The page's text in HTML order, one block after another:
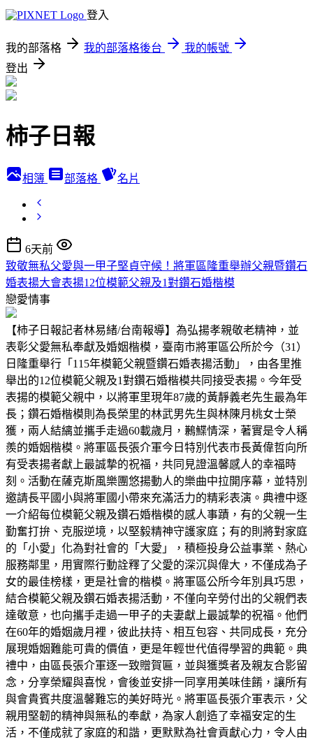
登入
我的部落格 我的部落格後台
我的帳號
登出
柿子日報
相簿 部落格 名片
6天前
致敬無私父愛與一甲子堅貞守候！將軍區隆重舉辦父親暨鑽石
婚表揚大會表揚12位模範父親及1對鑽石婚楷模
戀愛情事
【柿子日報記者林易緒/台南報導】為弘揚孝親敬老精神，並
表彰父愛無私奉獻及婚姻楷模，臺南市將軍區公所於今（31）
日隆重舉行「115年模範父親暨鑽石婚表揚活動」，由各里推
舉出的12位模範父親及1對鑽石婚楷模共同接受表揚。今年受
表揚的模範父親中，以將軍里現年87歲的黃靜義老先生最為年
長；鑽石婚楷模則為長榮里的林武男先生與林陳月桃女士榮
獲，兩人結縭並攜手走過60載歲月，鶼鰈情深，著實是令人稱
羨的婚姻楷模。將軍區長張介軍今日特別代表市長黃偉哲向所
有受表揚者獻上最誠摯的祝福，共同見證溫馨感人的幸福時
刻。活動在薩克斯風樂團悠揚動人的樂曲中拉開序幕，並特別
邀請長平國小與將軍國小帶來充滿活力的精彩表演。典禮中逐
一介紹每位模範父親及鑽石婚楷模的感人事蹟，有的父親一生
勤奮打拚、克服逆境，以堅毅精神守護家庭；有的則將對家庭
的「小愛」化為對社會的「大愛」，積極投身公益事業、熱心
服務鄰里，用實際行動詮釋了父愛的深沉與偉大，不僅成為子
女的最佳榜樣，更是社會的楷模。將軍區公所今年別具巧思，
結合模範父親及鑽石婚表揚活動，不僅向辛勞付出的父親們表
達敬意，也向攜手走過一甲子的夫妻獻上最誠摯的祝福。他們
在60年的婚姻歲月裡，彼此扶持、相互包容、共同成長，充分
展現婚姻難能可貴的價值，更是年輕世代值得學習的典範。典
禮中，由區長張介軍逐一致贈賀匾，並與獲獎者及親友合影留
念，分享榮耀與喜悅，會後並安排一同享用美味佳餚，讓所有
與會貴賓共度溫馨難忘的美好時光。將軍區長張介軍表示，父
親用堅韌的精神與無私的奉獻，為家人創造了幸福安定的生
活，不僅成就了家庭的和諧，更默默為社會貢獻心力，令人由